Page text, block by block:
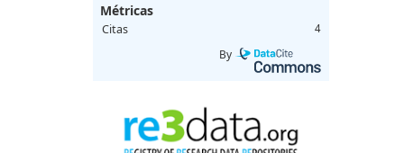
Métricas
Citas 4
By